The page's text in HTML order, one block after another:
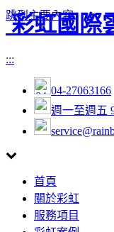
跳到主要內容
彩虹國際
:::
04-27063166
週一至週五
Toggle
navigation
首頁
關於彩虹
服務項目